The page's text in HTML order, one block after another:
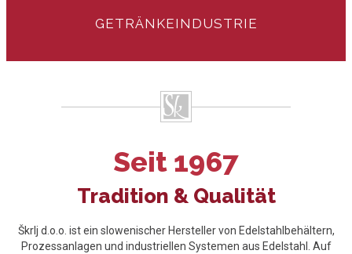
GETRÄNKEINDUSTRIE
Seit 1967
Tradition & Qualität
Škrlj d.o.o. ist ein slowenischer Hersteller von Edelstahlbehältern,
Prozessanlagen und industriellen Systemen aus Edelstahl. Auf